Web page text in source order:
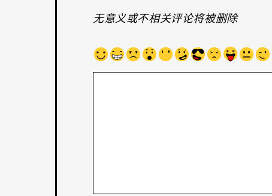
无意义或不相关评论将被删除